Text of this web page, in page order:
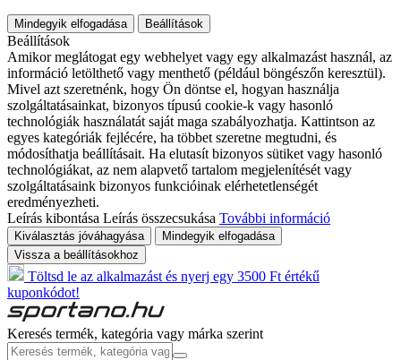
Mindegyik elfogadása Beállítások
Beállítások
Amikor meglátogat egy webhelyet vagy egy alkalmazást használ, az
információ letölthető vagy menthető (például böngészőn keresztül).
Mivel azt szeretnénk, hogy Ön döntse el, hogyan használja
szolgáltatásainkat, bizonyos típusú cookie-k vagy hasonló
technológiák használatát saját maga szabályozhatja. Kattintson az
egyes kategóriák fejlécére, ha többet szeretne megtudni, és
módosíthatja beállításait. Ha elutasít bizonyos sütiket vagy hasonló
technológiákat, az nem alapvető tartalom megjelenítését vagy
szolgáltatásaink bizonyos funkcióinak elérhetetlenségét
eredményezheti.
Leírás kibontása Leírás összecsukása További információ
Kiválasztás jóváhagyása
Mindegyik elfogadása
Vissza a beállításokhoz
Töltsd le az alkalmazást és nyerj egy 3500 Ft értékű
kuponkódot!
Keresés termék, kategória vagy márka szerint